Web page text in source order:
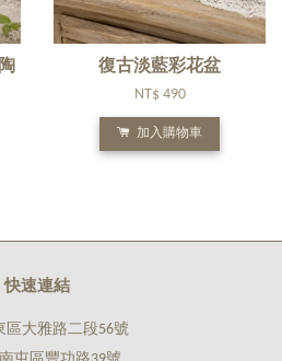
復古淡藍彩花盆
NT$ 490
加入購物車
快速連結
區大雅路二段56號